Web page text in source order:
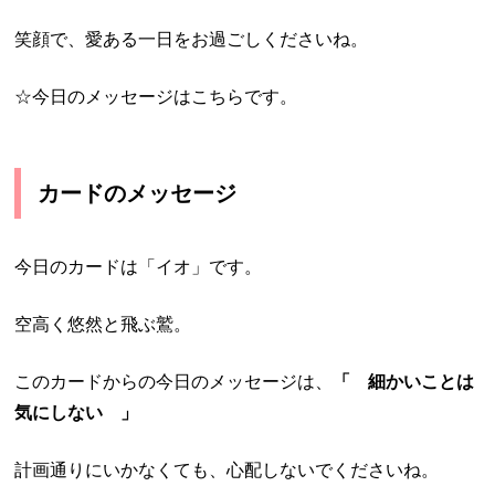
笑顔で、愛ある一日をお過ごしくださいね。
☆今日のメッセージはこちらです。
カードのメッセージ
今日のカードは「イオ」です。
空高く悠然と飛ぶ鷲。
このカードからの今日のメッセージは、
「 細かいことは
気にしない 」
計画通りにいかなくても、心配しないでくださいね。